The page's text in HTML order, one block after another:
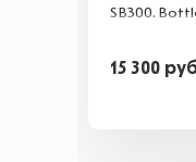
SB300.
15 300